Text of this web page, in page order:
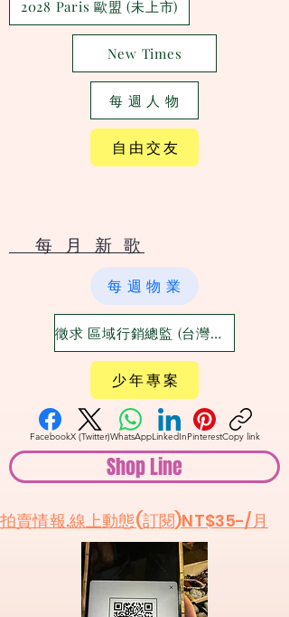
2028 Paris 歐盟 (未上市)
New Times
每 週 人 物
自 由 交 友
​ 每 月 新 歌
每 週 物 業
徵求 區域行銷總監 (台灣六大都)
少 年 專 案
FacebookX (Twitter)WhatsAppLinkedInPinterestCopy link
Shop Line
​拍賣情報.線上動態(訂閱)NT$35-/月